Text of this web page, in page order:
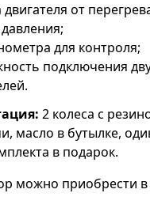
от
для контроля;
подключения
2 колеса с
масло в бутылке,
в подарок.
можно приобрести в